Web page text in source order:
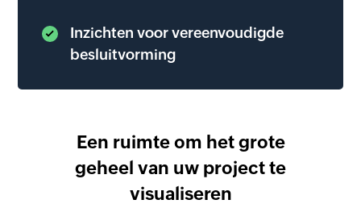
Inzichten voor vereenvoudigde
besluitvorming
Een ruimte om het grote
geheel van uw project te
visualiseren